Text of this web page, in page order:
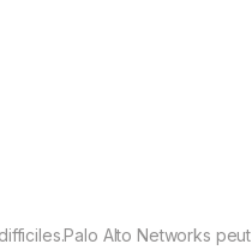
Alto Networks peut